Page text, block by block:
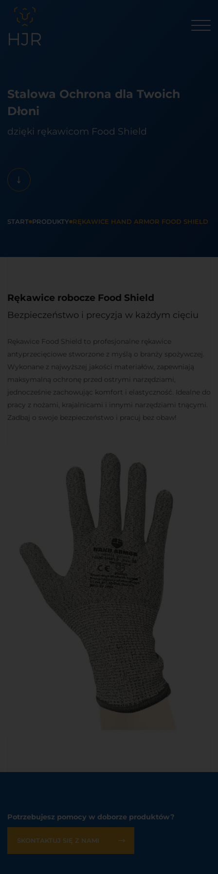
Stalowa Ochrona dla Twoich
Dłoni
dzięki rękawicom Food Shield
START PRODUKTY RĘKAWICE HAND ARMOR FOOD SHIELD
Rękawice robocze Food Shield
Bezpieczeństwo i precyzja w każdym cięciu
Rękawice Food Shield to profesjonalne rękawice
antyprzecięciowe stworzone z myślą o branży spożywczej.
Wykonane z najwyższej jakości materiałów, zapewniają
maksymalną ochronę przed ostrymi narzędziami,
jednocześnie zachowując komfort i elastyczność. Idealne do
pracy z nożami, krajalnicami i innymi narzędziami tnącymi.
Zadbaj o swoje bezpieczeństwo i pracuj bez obaw!
Potrzebujesz pomocy w doborze produktów?
SKONTAKTUJ SIĘ Z NAMI